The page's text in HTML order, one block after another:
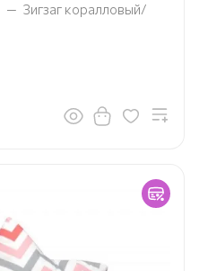
— Зигзаг коралловый/